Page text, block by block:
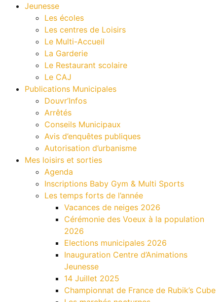
Jeunesse
Les écoles
Les centres de Loisirs
Le Multi-Accueil
La Garderie
Le Restaurant scolaire
Le CAJ
Publications Municipales
Douvr’Infos
Arrêtés
Conseils Municipaux
Avis d’enquêtes publiques
Autorisation d’urbanisme
Mes loisirs et sorties
Agenda
Inscriptions Baby Gym & Multi Sports
Les temps forts de l’année
Vacances de neiges 2026
Cérémonie des Voeux à la population
2026
Elections municipales 2026
Inauguration Centre d’Animations
Jeunesse
14 Juillet 2025
Championnat de France de Rubik’s Cube